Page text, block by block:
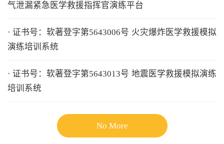
气泄漏紧急医学救援指挥官演练平台
· 证书号：软著登字第5643006号 火灾爆炸医学救援模拟
演练培训系统
· 证书号：软著登字第5643013号 地震医学救援模拟演练
培训系统
No More